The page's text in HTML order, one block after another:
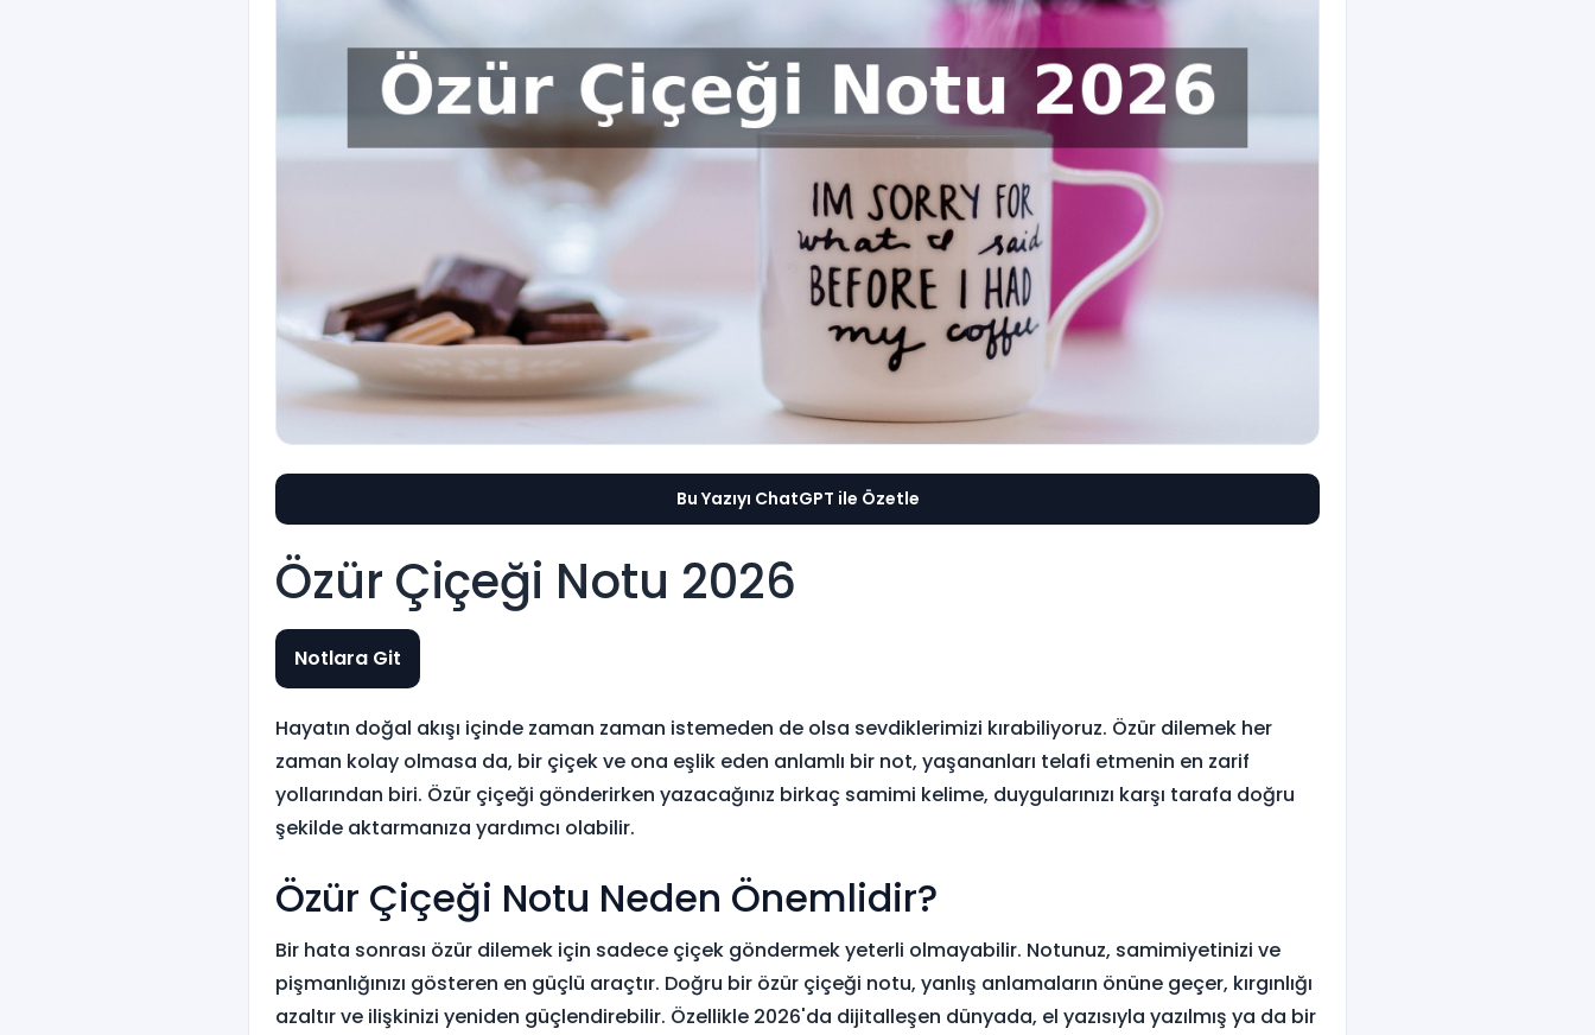
Bu Yazıyı ChatGPT ile Özetle
Özür Çiçeği Notu 2026
Notlara Git
Hayatın doğal akışı içinde zaman zaman istemeden de olsa sevdiklerimizi kırabiliyoruz. Özür dilemek her
zaman kolay olmasa da, bir çiçek ve ona eşlik eden anlamlı bir not, yaşananları telafi etmenin en zarif
yollarından biri. Özür çiçeği gönderirken yazacağınız birkaç samimi kelime, duygularınızı karşı tarafa doğru
şekilde aktarmanıza yardımcı olabilir.
Özür Çiçeği Notu Neden Önemlidir?
Bir hata sonrası özür dilemek için sadece çiçek göndermek yeterli olmayabilir. Notunuz, samimiyetinizi ve
pişmanlığınızı gösteren en güçlü araçtır. Doğru bir özür çiçeği notu, yanlış anlamaların önüne geçer, kırgınlığı
azaltır ve ilişkinizi yeniden güçlendirebilir. Özellikle 2026'da dijitalleşen dünyada, el yazısıyla yazılmış ya da bir